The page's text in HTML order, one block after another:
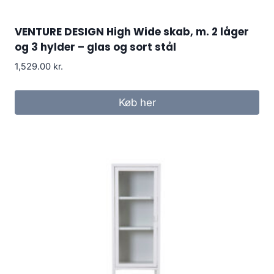
VENTURE DESIGN High Wide skab, m. 2 låger
og 3 hylder – glas og sort stål
1,529.00 kr.
Køb her